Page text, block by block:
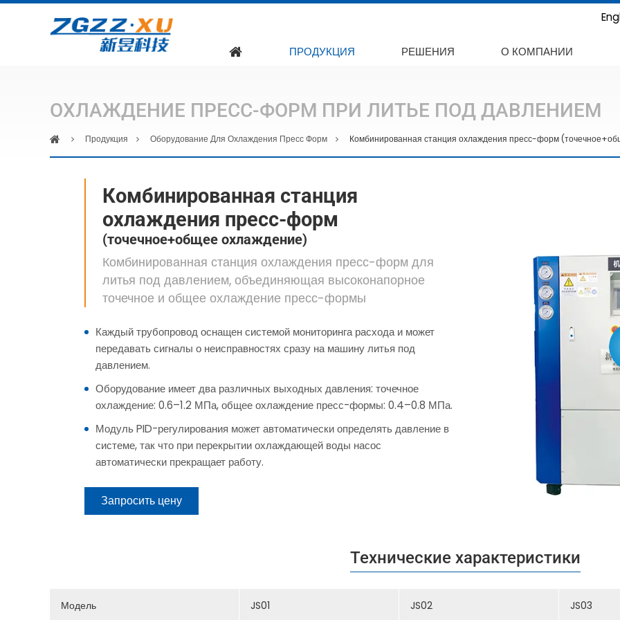
ПРОДУКЦИЯ РЕШЕНИЯ О КОМПАНИИ
ОХЛАЖДЕНИЕ ПРЕСС-ФОРМ ПРИ ЛИТЬЕ ПОД ДАВЛЕНИЕМ
Продукция Оборудование Для Охлаждения Пресс Форм Комбинированная станция охлаждения пресс-форм
Комбинированная станция
охлаждения пресс-форм
(точечное+общее охлаждение)
Комбинированная станция охлаждения пресс-форм для
литья под давлением, объединяющая высоконапорное
точечное и общее охлаждение пресс-формы
Каждый трубопровод оснащен системой мониторинга расхода и может
передавать сигналы о неисправностях сразу на машину литья под
давлением.
Оборудование имеет два различных выходных давления: точечное
охлаждение: 0.6–1.2 МПа, общее охлаждение пресс-формы: 0.4–0.8 МПа.
Модуль PID-регулирования может автоматически определять давление в
системе, так что при перекрытии охлаждающей воды насос
автоматически прекращает работу.
Запросить цену
Технические характеристики
Модель JS01 JS02 JS03